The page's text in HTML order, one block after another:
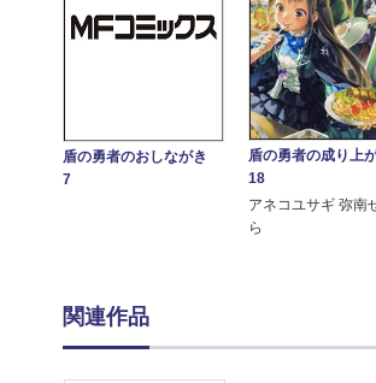
盾の勇者のおしながき
7
盾の勇者の成り上
18
アネコユサギ 弥南
ら
関連作品